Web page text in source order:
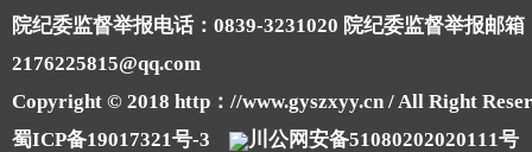
院纪委监督举报电话：0839-3231020 院纪委监督举报邮箱
2176225815@qq.com
Copyright © 2018 http：//www.gyszxyy.cn / All Right
蜀ICP备19017321号-3
川公网安备51080202020111号